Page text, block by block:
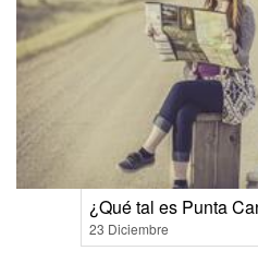
¿Qué tal es Punta
23 Diciembre